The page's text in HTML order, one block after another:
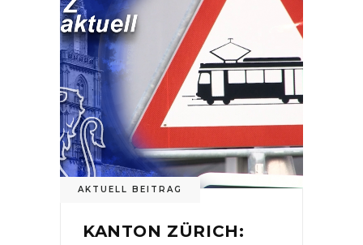
AKTUELL BEITRAG
KANTON ZÜRICH: